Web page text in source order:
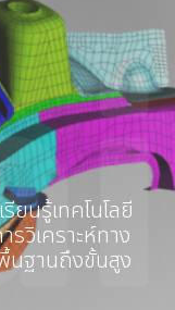
นรู้เทคโนโลยี
วิเคราะห์ทาง
นฐานถึงขั้นสูง